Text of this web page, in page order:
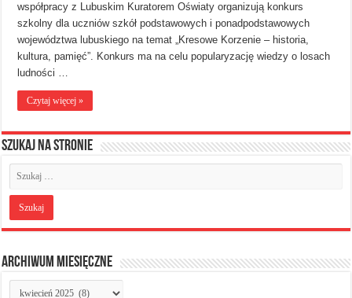
współpracy z Lubuskim Kuratorem Oświaty organizują konkurs
szkolny dla uczniów szkół podstawowych i ponadpodstawowych
województwa lubuskiego na temat „Kresowe Korzenie – historia,
kultura, pamięć”. Konkurs ma na celu popularyzację wiedzy o losach
ludności …
Czytaj więcej »
Szukaj na stronie
Archiwum miesięczne
Archiwum